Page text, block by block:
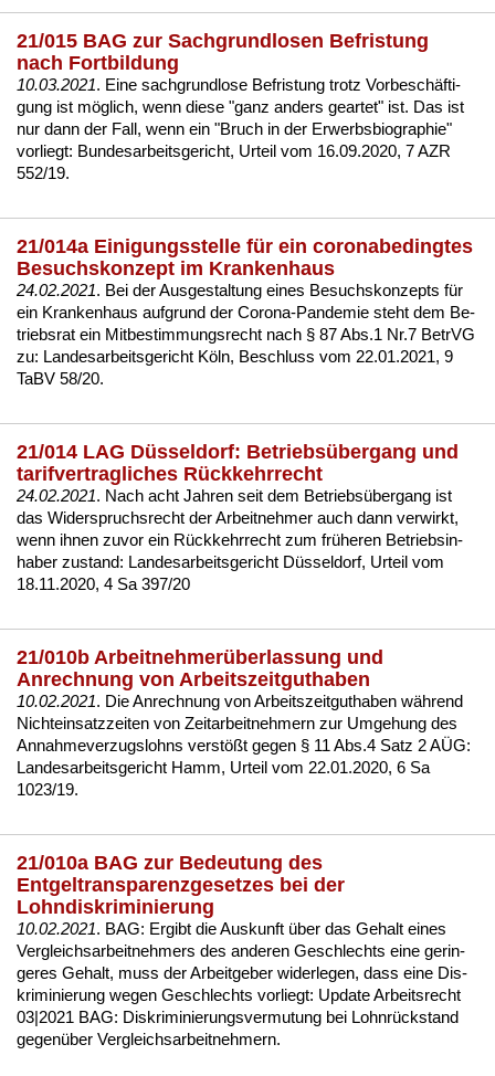
21/015 BAG zur Sachgrundlosen Befristung
nach Fortbildung
10.03.2021. Ei­ne sach­grund­lo­se Be­fris­tung trotz Vor­beschäfti­
gung ist möglich, wenn die­se "ganz an­ders ge­ar­tet" ist. Das ist
nur dann der Fall, wenn ein "Bruch in der Er­werbs­bio­gra­phie"
vor­liegt: Bun­des­ar­beits­ge­richt, Ur­teil vom 16.09.2020, 7 AZR
552/19.
21/014a Einigungsstelle für ein coronabedingtes
Besuchskonzept im Krankenhaus
24.02.2021. Bei der Aus­ge­stal­tung ei­nes Be­suchs­kon­zepts für
ein Kran­ken­haus auf­grund der Co­ro­na-Pan­de­mie steht dem Be­
triebs­rat ein Mit­be­stim­mungs­recht nach § 87 Abs.1 Nr.7 Be­trVG
zu: Lan­des­ar­beits­ge­richt Köln, Be­schluss vom 22.01.2021, 9
TaBV 58/20.
21/014 LAG Düsseldorf: Betriebsübergang und
tarifvertragliches Rückkehrrecht
24.02.2021. Nach acht Jah­ren seit dem Be­triebsüber­gang ist
das Wi­der­spruchs­recht der Ar­beit­neh­mer auch dann ver­wirkt,
wenn ih­nen zu­vor ein Rück­kehr­recht zum frühe­ren Be­triebs­in­
ha­ber zu­stand: Lan­des­ar­beits­ge­richt Düssel­dorf, Ur­teil vom
18.11.2020, 4 Sa 397/20
21/010b Arbeitnehmerüberlassung und
Anrechnung von Arbeitszeitguthaben
10.02.2021. Die An­rech­nung von Ar­beits­zeit­gut­ha­ben während
Nicht­ein­satz­zei­ten von Zeit­ar­beit­neh­mern zur Um­ge­hung des
An­nah­me­ver­zugs­lohns verstößt ge­gen § 11 Abs.4 Satz 2 AÜG:
Lan­des­ar­beits­ge­richt Hamm, Ur­teil vom 22.01.2020, 6 Sa
1023/19.
21/010a BAG zur Bedeutung des
Entgeltransparenzgesetzes bei der
Lohndiskriminierung
10.02.2021. BAG: Er­gibt die Aus­kunft über das Ge­halt ei­nes
Ver­gleichs­ar­beit­neh­mers des an­de­ren Ge­schlechts ei­ne ge­rin­
ge­res Ge­halt, muss der Ar­beit­ge­ber wi­der­le­gen, dass ei­ne Dis­
kri­mi­nie­rung we­gen Ge­schlechts vor­liegt: Up­date Ar­beits­recht
03|2021 BAG: Dis­kri­mi­nie­rungs­ver­mu­tung bei Lohnrück­stand
ge­genüber Ver­gleichs­ar­beit­neh­mern.